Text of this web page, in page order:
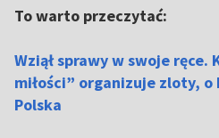
To warto przeczytać:
Wziął sprawy w swoje ręce.
miłości” organizuje zloty, o
Polska